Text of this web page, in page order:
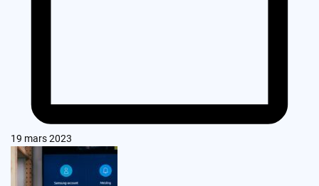
19 mars 2023